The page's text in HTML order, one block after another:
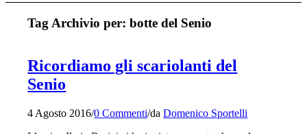
Tag Archivio per:botte del Senio
Ricordiamo gli scariolanti del
Senio
4 Agosto 2016/0 Commenti/daDomenico Sportelli